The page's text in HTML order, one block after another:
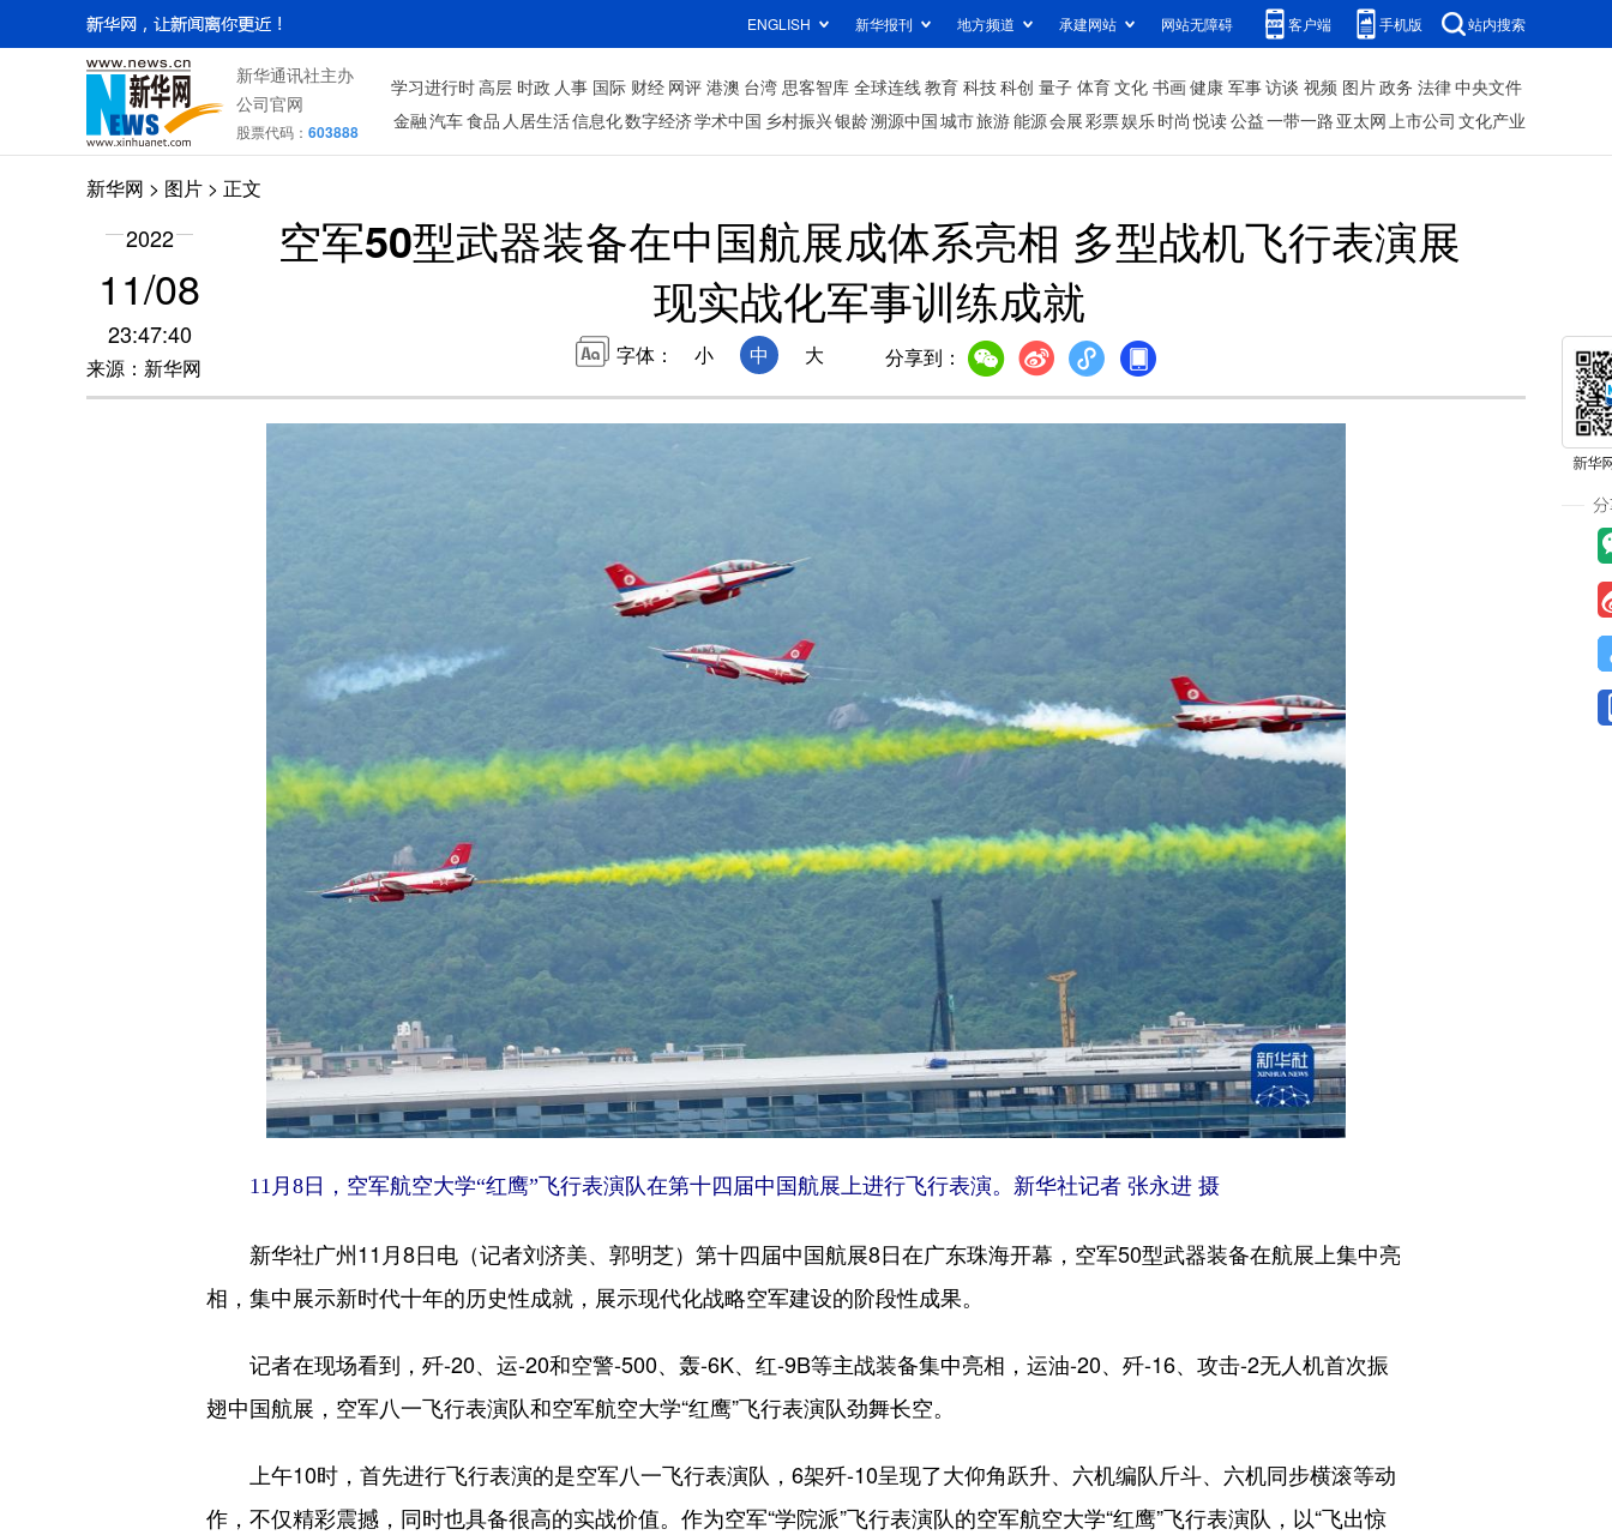
ENGLISH 新华报刊 地方频道 承建网站 网站无障碍 客户端 手机版 站内搜索
新华通讯社主办
公司官网
股票代码： 603888
学习进行时高层 时政 人事 国际 财经 网评 港澳 台湾 思客智库 全球连线教育 科技科创 量子 体育文化 书画健康 军事访谈 视频 图片政务 法律中央文件
金融汽车食品 人居生活信息化数字经济学术中国 乡村振兴银龄溯源中国城市旅游能源会展彩票娱乐时尚 悦读公益一带一路 亚太网上市公司 文化产业
新华网 > 图片 > 正文
2022
11/08
23:47:40
来源：新华网
空军50型武器装备在中国航展成体系亮相 多型战机飞行表演展
现实战化军事训练成就
字体： 小 中 大 分享到：
11月8日，空军航空大学“红鹰”飞行表演队在第十四届中国航展上进行飞行表演。新华社记者 张永进 摄
新华社广州11月8日电（记者刘济美、郭明芝）第十四届中国航展8日在广东珠海开幕，空军50型武器装备在航展上集中亮
相，集中展示新时代十年的历史性成就，展示现代化战略空军建设的阶段性成果。
记者在现场看到，歼-20、运-20和空警-500、轰-6K、红-9B等主战装备集中亮相，运油-20、歼-16、攻击-2无人机首次振
翅中国航展，空军八一飞行表演队和空军航空大学“红鹰”飞行表演队劲舞长空。
上午10时，首先进行飞行表演的是空军八一飞行表演队，6架歼-10呈现了大仰角跃升、六机编队斤斗、六机同步横滚等动
作，不仅精彩震撼，同时也具备很高的实战价值。作为空军“学院派”飞行表演队的空军航空大学“红鹰”飞行表演队，以“飞出惊